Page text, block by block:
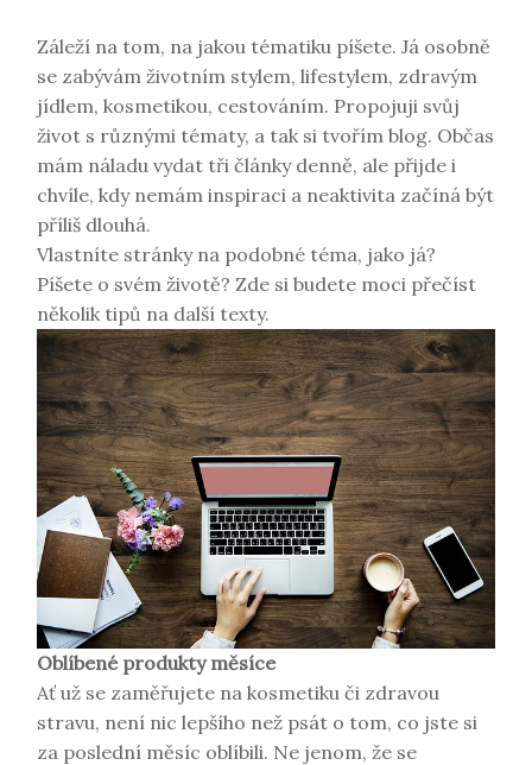
Záleží na tom, na jakou tématiku píšete. Já osobně
se zabývám životním stylem, lifestylem, zdravým
jídlem, kosmetikou, cestováním. Propojuji svůj
život s různými tématy, a tak si tvořím blog. Občas
mám náladu vydat tři články denně, ale přijde i
chvíle, kdy nemám inspiraci a neaktivita začíná být
příliš dlouhá.
Vlastníte stránky na podobné téma, jako já?
Píšete o svém životě? Zde si budete moci přečíst
několik tipů na další texty.
Oblíbené produkty měsíce
Ať už se zaměřujete na kosmetiku či zdravou
stravu, není nic lepšího než psát o tom, co jste si
za poslední měsíc oblíbili. Ne jenom, že se